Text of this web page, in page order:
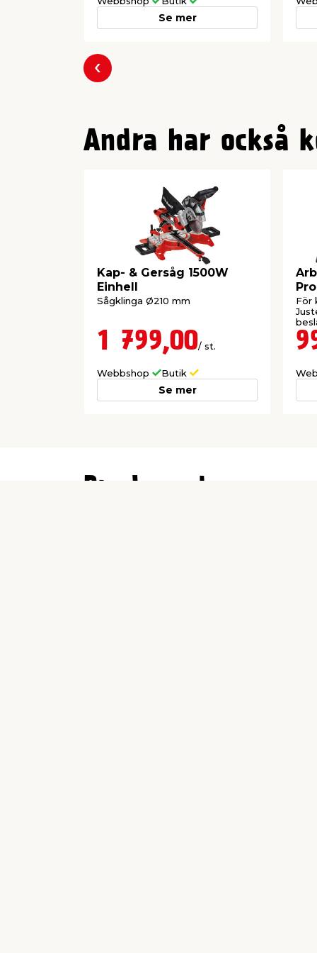
Se mer
Föregående
Andra har också
Kap- & Gersåg 1500W
Einhell
Sågklinga Ø210 mm
1 799,00/ st.
Webbshop Butik
Se mer
För
Producent